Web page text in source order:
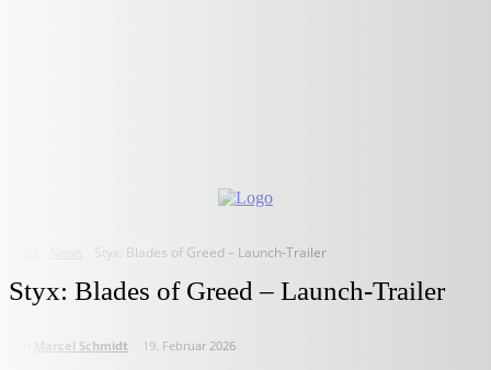
Styx: Blades of Greed – Launch-Trailer
Styx: Blades of Greed – Launch-Trailer
Marcel Schmidt 19. Februar 2026